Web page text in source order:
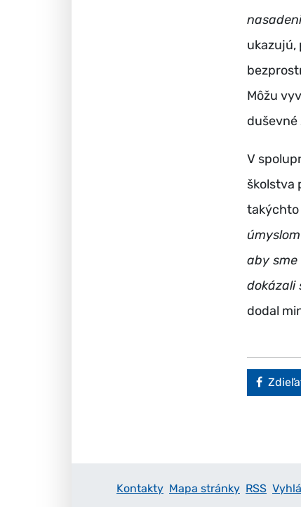
ukazujú,
Môžu
duševné
V
školstva
takýchto
aby sme
dokázali
dodal
Kontakty Mapa stránky RSS